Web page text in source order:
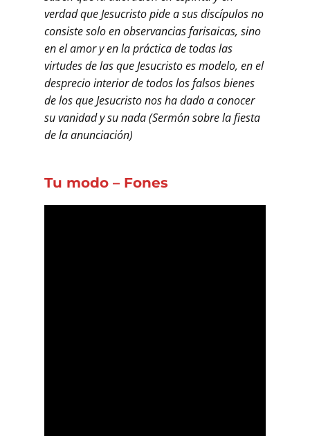
verdad que Jesucristo pide a sus discípulos no
consiste solo en observancias farisaicas, sino
en el amor y en la práctica de todas las
virtudes de las que Jesucristo es modelo, en el
desprecio interior de todos los falsos bienes
de los que Jesucristo nos ha dado a conocer
su vanidad y su nada (Sermón sobre la fiesta
de la anunciación)
Tu modo – Fones